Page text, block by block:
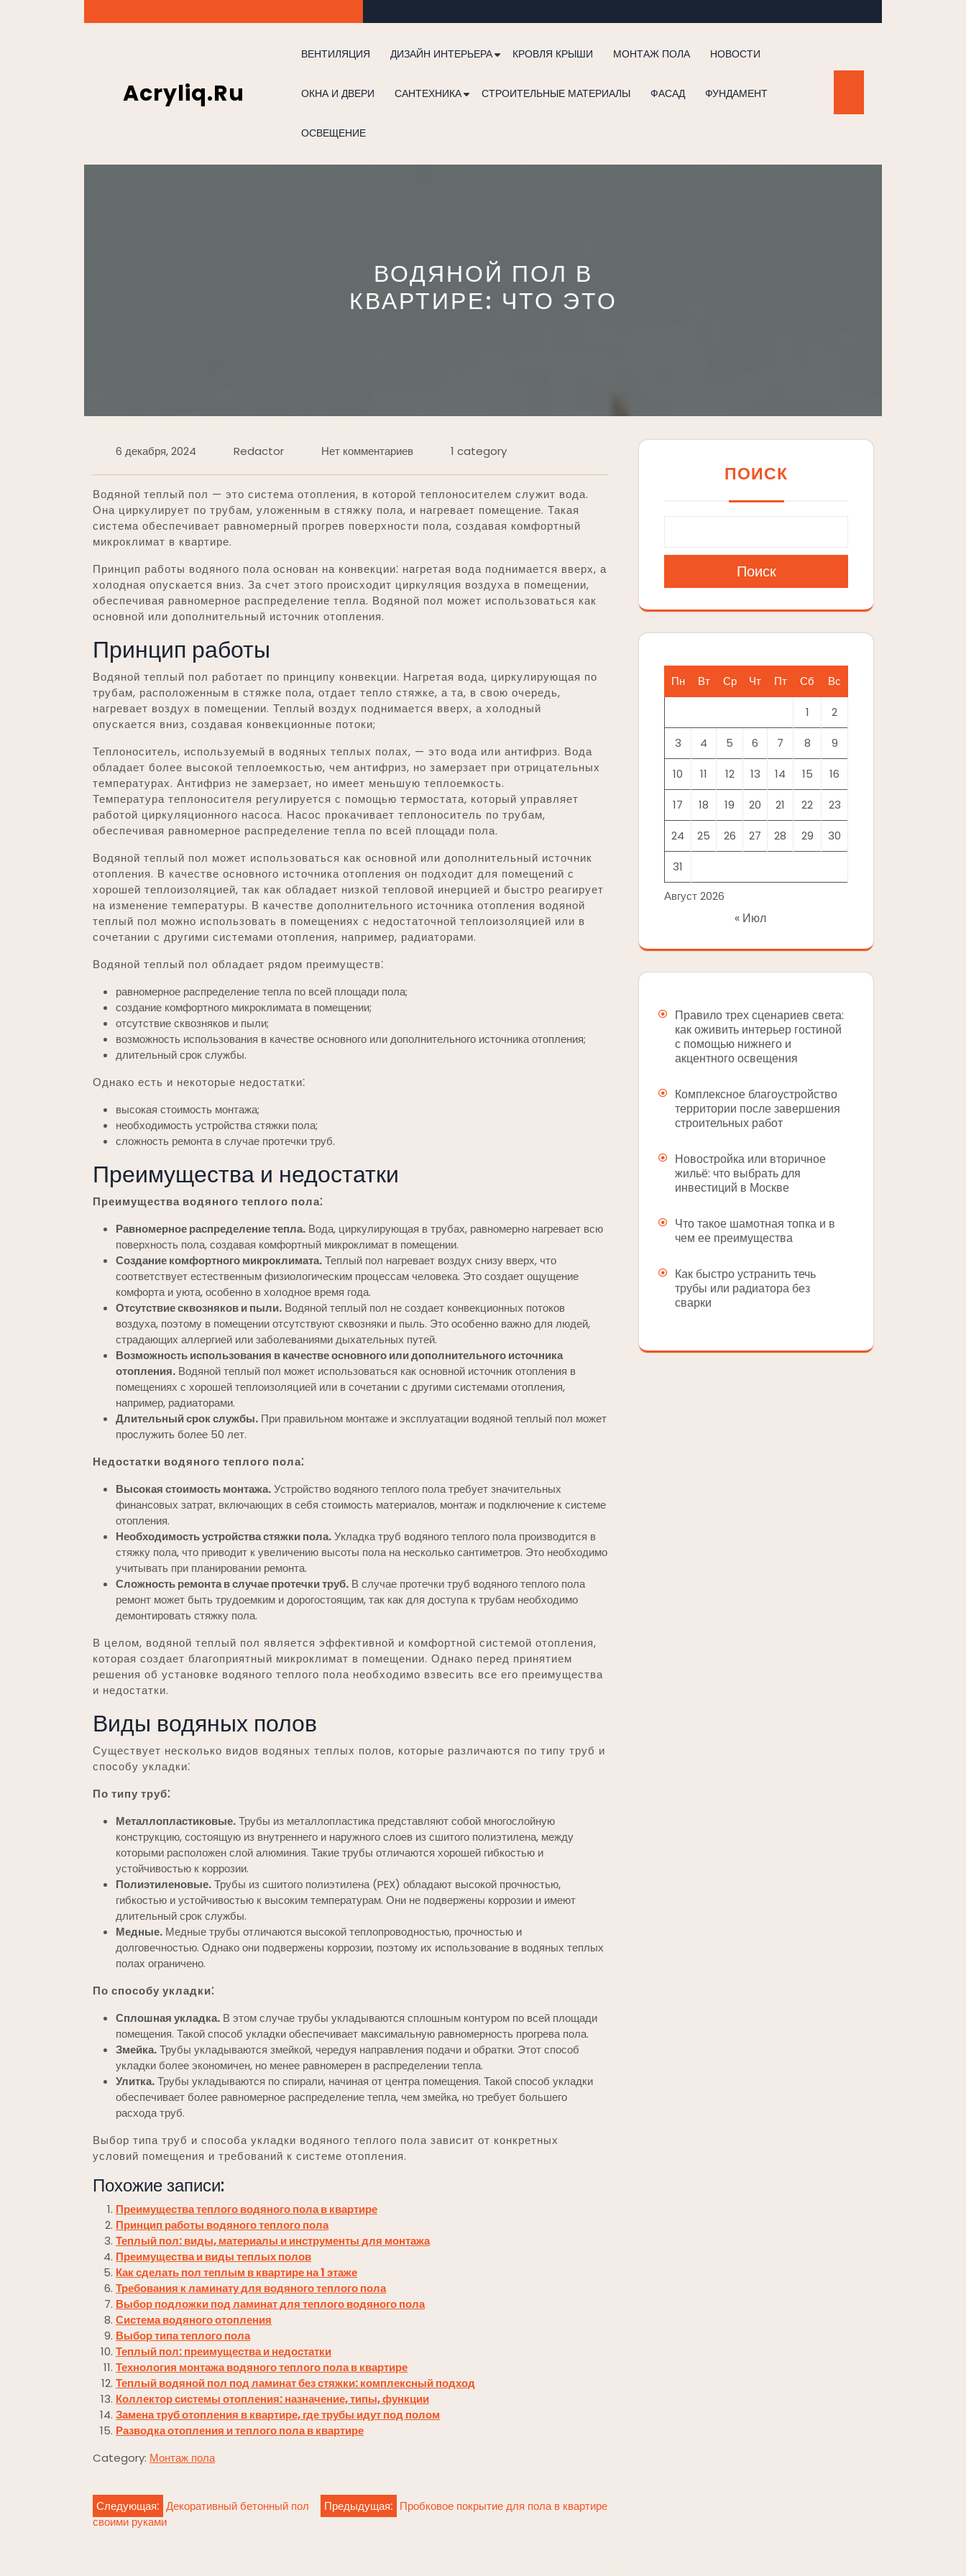
к
Acryliq.ru
ВЕНТИЛЯЦИЯ ДИЗАЙН ИНТЕРЬЕРА КРОВЛЯ КРЫШИ МОНТАЖ ПОЛА НОВОСТИ
ОКНА И ДВЕРИ САНТЕХНИКА СТРОИТЕЛЬНЫЕ МАТЕРИАЛЫ ФАСАД ФУНДАМЕНТ
ОСВЕЩЕНИЕ
ВОДЯНОЙ ПОЛ В
КВАРТИРЕ: ЧТО ЭТО
6 декабря, 2024 Redactor Нет комментариев 1 category
Водяной теплый пол — это система отопления, в которой теплоносителем служит вода.
Она циркулирует по трубам, уложенным в стяжку пола, и нагревает помещение. Такая
система обеспечивает равномерный прогрев поверхности пола, создавая комфортный
микроклимат в квартире.
Принцип работы водяного пола основан на конвекции⁚ нагретая вода поднимается вверх, а
холодная опускается вниз. За счет этого происходит циркуляция воздуха в помещении,
обеспечивая равномерное распределение тепла. Водяной пол может использоваться как
основной или дополнительный источник отопления.
Принцип работы
Водяной теплый пол работает по принципу конвекции. Нагретая вода, циркулирующая по
трубам, расположенным в стяжке пола, отдает тепло стяжке, а та, в свою очередь,
нагревает воздух в помещении. Теплый воздух поднимается вверх, а холодный
опускается вниз, создавая конвекционные потоки;
Теплоноситель, используемый в водяных теплых полах, — это вода или антифриз. Вода
обладает более высокой теплоемкостью, чем антифриз, но замерзает при отрицательных
температурах. Антифриз не замерзает, но имеет меньшую теплоемкость.
Температура теплоносителя регулируется с помощью термостата, который управляет
работой циркуляционного насоса. Насос прокачивает теплоноситель по трубам,
обеспечивая равномерное распределение тепла по всей площади пола.
Водяной теплый пол может использоваться как основной или дополнительный источник
отопления. В качестве основного источника отопления он подходит для помещений с
хорошей теплоизоляцией, так как обладает низкой тепловой инерцией и быстро реагирует
на изменение температуры. В качестве дополнительного источника отопления водяной
теплый пол можно использовать в помещениях с недостаточной теплоизоляцией или в
сочетании с другими системами отопления, например, радиаторами.
Водяной теплый пол обладает рядом преимуществ⁚
равномерное распределение тепла по всей площади пола;
создание комфортного микроклимата в помещении;
отсутствие сквозняков и пыли;
возможность использования в качестве основного или дополнительного источника отопления;
длительный срок службы.
Однако есть и некоторые недостатки⁚
высокая стоимость монтажа;
необходимость устройства стяжки пола;
сложность ремонта в случае протечки труб.
Преимущества и недостатки
Преимущества водяного теплого пола⁚
Равномерное распределение тепла. Вода, циркулирующая в трубах, равномерно нагревает всю
поверхность пола, создавая комфортный микроклимат в помещении.
Создание комфортного микроклимата.Теплый пол нагревает воздух снизу вверх, что
соответствует естественным физиологическим процессам человека. Это создает ощущение
комфорта и уюта, особенно в холодное время года.
Отсутствие сквозняков и пыли. Водяной теплый пол не создает конвекционных потоков
воздуха, поэтому в помещении отсутствуют сквозняки и пыль. Это особенно важно для людей,
страдающих аллергией или заболеваниями дыхательных путей.
Возможность использования в качестве основного или дополнительного источника
отопления. Водяной теплый пол может использоваться как основной источник отопления в
помещениях с хорошей теплоизоляцией или в сочетании с другими системами отопления,
например, радиаторами.
Длительный срок службы. При правильном монтаже и эксплуатации водяной теплый пол может
прослужить более 50 лет.
Недостатки водяного теплого пола⁚
Высокая стоимость монтажа.Устройство водяного теплого пола требует значительных
финансовых затрат, включающих в себя стоимость материалов, монтаж и подключение к системе
отопления.
Необходимость устройства стяжки пола.Укладка труб водяного теплого пола производится в
стяжку пола, что приводит к увеличению высоты пола на несколько сантиметров. Это необходимо
учитывать при планировании ремонта.
Сложность ремонта в случае протечки труб. В случае протечки труб водяного теплого пола
ремонт может быть трудоемким и дорогостоящим, так как для доступа к трубам необходимо
демонтировать стяжку пола.
В целом, водяной теплый пол является эффективной и комфортной системой отопления,
которая создает благоприятный микроклимат в помещении. Однако перед принятием
решения об установке водяного теплого пола необходимо взвесить все его преимущества
и недостатки.
Виды водяных полов
Существует несколько видов водяных теплых полов, которые различаются по типу труб и
способу укладки⁚
По типу труб⁚
Металлопластиковые.Трубы из металлопластика представляют собой многослойную
конструкцию, состоящую из внутреннего и наружного слоев из сшитого полиэтилена, между
которыми расположен слой алюминия. Такие трубы отличаются хорошей гибкостью и
устойчивостью к коррозии.
Полиэтиленовые.Трубы из сшитого полиэтилена (PEX) обладают высокой прочностью,
гибкостью и устойчивостью к высоким температурам. Они не подвержены коррозии и имеют
длительный срок службы.
Медные. Медные трубы отличаются высокой теплопроводностью, прочностью и
долговечностью. Однако они подвержены коррозии, поэтому их использование в водяных теплых
полах ограничено.
По способу укладки⁚
Сплошная укладка. В этом случае трубы укладываются сплошным контуром по всей площади
помещения. Такой способ укладки обеспечивает максимальную равномерность прогрева пола.
Змейка.Трубы укладываются змейкой, чередуя направления подачи и обратки. Этот способ
укладки более экономичен, но менее равномерен в распределении тепла.
Улитка.Трубы укладываются по спирали, начиная от центра помещения. Такой способ укладки
обеспечивает более равномерное распределение тепла, чем змейка, но требует большего
расхода труб.
Выбор типа труб и способа укладки водяного теплого пола зависит от конкретных
условий помещения и требований к системе отопления.
Похожие записи:
Преимущества теплого водяного пола в квартире
Принцип работы водяного теплого пола
Теплый пол: виды, материалы и инструменты для монтажа
Преимущества и виды теплых полов
Как сделать пол теплым в квартире на 1 этаже
Требования к ламинату для водяного теплого пола
Выбор подложки под ламинат для теплого водяного пола
Система водяного отопления
Выбор типа теплого пола
Теплый пол: преимущества и недостатки
Технология монтажа водяного теплого пола в квартире
Теплый водяной пол под ламинат без стяжки: комплексный подход
Коллектор системы отопления: назначение, типы, функции
Замена труб отопления в квартире, где трубы идут под полом
Разводка отопления и теплого пола в квартире
Category: Монтаж пола
Навигация
Предыдущая: Пробковое покрытие для пола в квартире
Следующая: Декоративный бетонный пол
своими руками
ПОИСК
Поиск
Август 2026
Пн Вт Ср Чт Пт Сб Вс
1 2
3 4 5 6 7 8 9
10 11 12 13 14 15 16
17 18 19 20 21 22 23
24 25 26 27 28 29 30
31
« Июл
Правило трех сценариев света:
как оживить интерьер гостиной
с помощью нижнего и
акцентного освещения
Комплексное благоустройство
территории после завершения
строительных работ
Новостройка или вторичное
жильё: что выбрать для
инвестиций в Москве
Что такое шамотная топка и в
чем ее преимущества
Как быстро устранить течь
трубы или радиатора без
сварки